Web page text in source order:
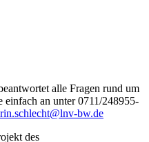
alle Fragen rund um
an unter 0711/248955-
bw.de
des